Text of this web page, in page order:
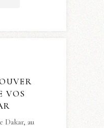
VOS
Dakar, au